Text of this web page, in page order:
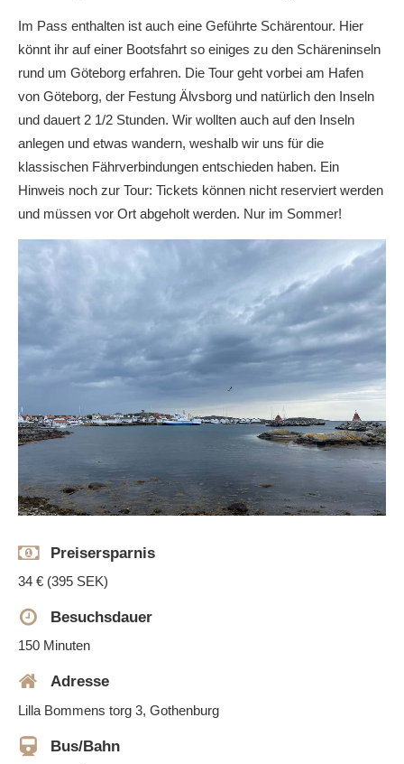
Im Pass enthalten ist auch eine Geführte Schärentour. Hier
könnt ihr auf einer Bootsfahrt so einiges zu den Schäreninseln
rund um Göteborg erfahren. Die Tour geht vorbei am Hafen
von Göteborg, der Festung Älvsborg und natürlich den Inseln
und dauert 2 1/2 Stunden. Wir wollten auch auf den Inseln
anlegen und etwas wandern, weshalb wir uns für die
klassischen Fährverbindungen entschieden haben. Ein
Hinweis noch zur Tour: Tickets können nicht reserviert werden
und müssen vor Ort abgeholt werden. Nur im Sommer!
Preisersparnis
34 € (395 SEK)
Besuchsdauer
150 Minuten
Adresse
Lilla Bommens torg 3, Gothenburg
Bus/Bahn